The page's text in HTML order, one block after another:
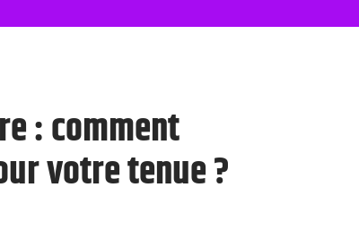
: comment
votre tenue ?